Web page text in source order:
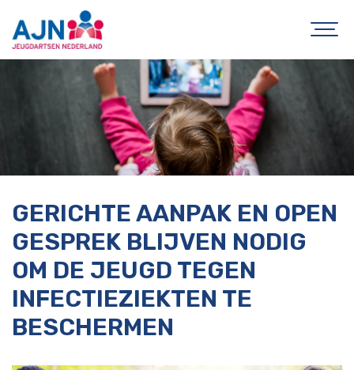
GERICHTE AANPAK EN OPEN
GESPREK BLIJVEN NODIG
OM DE JEUGD TEGEN
INFECTIEZIEKTEN TE
BESCHERMEN